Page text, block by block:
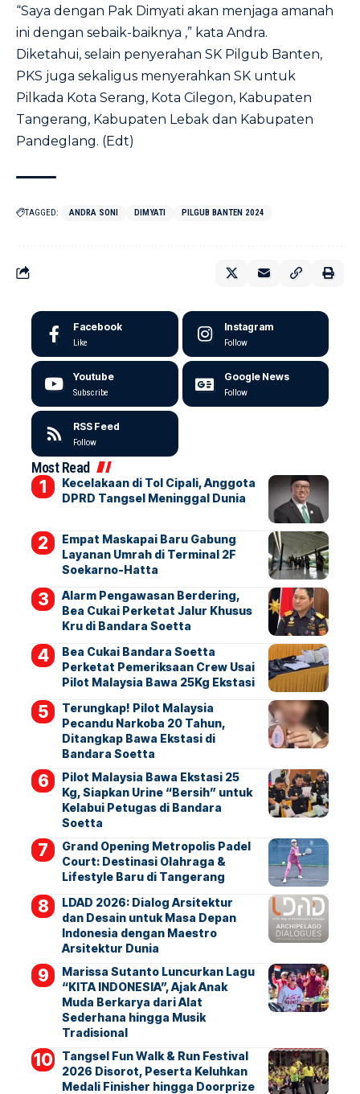
“Saya dengan Pak Dimyati akan menjaga amanah
ini dengan sebaik-baiknya ,” kata Andra.
Diketahui, selain penyerahan SK Pilgub Banten,
PKS juga sekaligus menyerahkan SK untuk
Pilkada Kota Serang, Kota Cilegon, Kabupaten
Tangerang, Kabupaten Lebak dan Kabupaten
Pandeglang. (Edt)
TAGGED: ANDRA SONI DIMYATI PILGUB BANTEN 2024
Facebook
Like
Instagram
Follow
Youtube
Subscribe
Google News
Follow
RSS Feed
Follow
Most Read
Kecelakaan di Tol Cipali, Anggota
DPRD Tangsel Meninggal Dunia
Empat Maskapai Baru Gabung
Layanan Umrah di Terminal 2F
Soekarno-Hatta
Alarm Pengawasan Berdering,
Bea Cukai Perketat Jalur Khusus
Kru di Bandara Soetta
Bea Cukai Bandara Soetta
Perketat Pemeriksaan Crew Usai
Pilot Malaysia Bawa 25Kg Ekstasi
Terungkap! Pilot Malaysia
Pecandu Narkoba 20 Tahun,
Ditangkap Bawa Ekstasi di
Bandara Soetta
Pilot Malaysia Bawa Ekstasi 25
Kg, Siapkan Urine “Bersih” untuk
Kelabui Petugas di Bandara
Soetta
Grand Opening Metropolis Padel
Court: Destinasi Olahraga &
Lifestyle Baru di Tangerang
LDAD 2026: Dialog Arsitektur
dan Desain untuk Masa Depan
Indonesia dengan Maestro
Arsitektur Dunia
Marissa Sutanto Luncurkan Lagu
“KITA INDONESIA”, Ajak Anak
Muda Berkarya dari Alat
Sederhana hingga Musik
Tradisional
Tangsel Fun Walk & Run Festival
2026 Disorot, Peserta Keluhkan
Medali Finisher hingga Doorprize